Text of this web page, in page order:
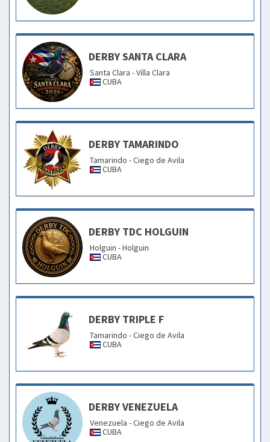
DERBY SANTA CLARA
Santa Clara - Villa Clara
CUBA
DERBY TAMARINDO
Tamarindo - Ciego de Avila
CUBA
DERBY TDC HOLGUIN
Holguin - Holguin
CUBA
DERBY TRIPLE F
Tamarindo - Ciego de Avila
CUBA
DERBY VENEZUELA
Venezuela - Ciego de Avila
CUBA